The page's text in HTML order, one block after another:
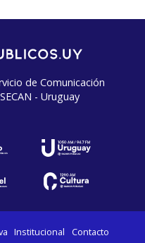
de Comunicación
- Uruguay
Institucional Contacto